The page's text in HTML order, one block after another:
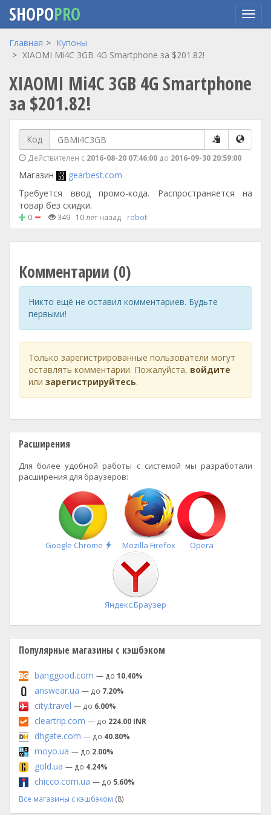
Перейти
содержанию
SHOPOPRO
Главная
Купоны
XIAOMI Mi4C 3GB 4G Smartphone за $201.82!
XIAOMI Mi4C 3GB 4G Smartphone
за $201.82!
Код
Действителен с 2016-08-20 07:46:00 до 2016-09-30 20:59:00
Магазин
gearbest.com
Требуется ввод промо-кода. Распространяется на
товар без скидки.
0 349 10 лет назад robot
Комментарии (0)
Никто ещё не оставил комментариев. Будьте
первыми!
Только зарегистрированные пользователи могут
оставлять комментарии. Пожалуйста, войдите
или зарегистрируйтесь.
Расширения
Для более удобной работы с системой мы разработали
расширения для браузеров:
Google Chrome
Быстрая
установка
Mozilla Firefox Opera
Яндекс.Браузер
Популярные магазины с кэшбэком
banggood.com — до 10.40%
answear.ua — до 7.20%
city.travel — до 6.00%
cleartrip.com — до 224.00 INR
dhgate.com — до 40.80%
moyo.ua — до 2.00%
gold.ua — до 4.24%
chicco.com.ua — до 5.60%
Все магазины с кэшбэком (8)